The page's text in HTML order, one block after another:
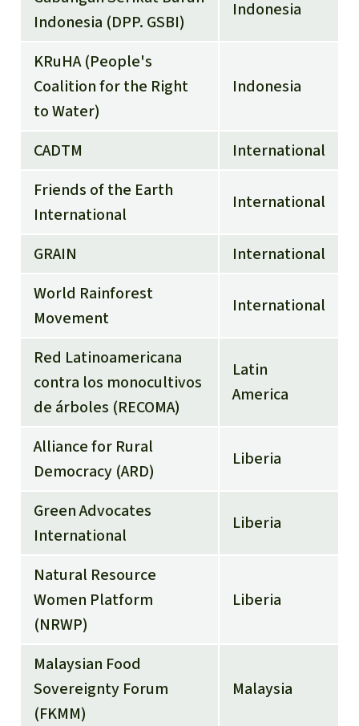
Indonesia (DPP. GSBI)
Indonesia
KRuHA (People's
Coalition for the Right
to Water)
Indonesia
CADTM
International
Friends of the Earth
International
International
GRAIN
International
World Rainforest
Movement
International
Red Latinoamericana
contra los monocultivos
de árboles (RECOMA)
Latin
America
Alliance for Rural
Democracy (ARD)
Liberia
Green Advocates
International
Liberia
Natural Resource
Women Platform
(NRWP)
Liberia
Malaysian Food
Sovereignty Forum
(FKMM)
Malaysia